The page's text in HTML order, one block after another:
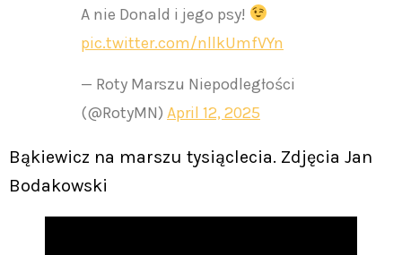
A nie Donald i jego psy!
pic.twitter.com/nllkUmfVYn
— Roty Marszu Niepodległości
(@RotyMN) April 12, 2025
Bąkiewicz na marszu tysiąclecia. Zdjęcia Jan
Bodakowski